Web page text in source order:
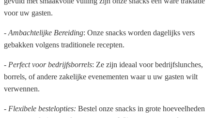
voor uw gasten.
- Ambachtelijke Bereiding: Onze snacks worden dagelijks vers
gebakken volgens traditionele recepten.
- Perfect voor bedrijfsborrels: Ze zijn ideaal voor bedrijfslunches,
borrels, of andere zakelijke evenementen waar u uw gasten wilt
verwennen.
- Flexibele bestelopties: Bestel onze snacks in grote hoeveelheden